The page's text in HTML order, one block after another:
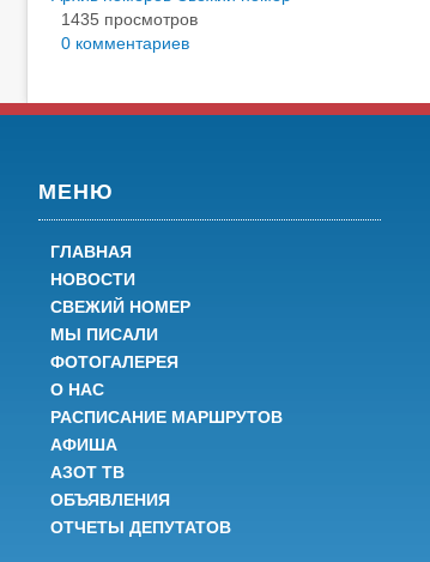
1435 просмотров
0 комментариев
МЕНЮ
ГЛАВНАЯ
НОВОСТИ
СВЕЖИЙ НОМЕР
МЫ ПИСАЛИ
ФОТОГАЛЕРЕЯ
О НАС
РАСПИСАНИЕ МАРШРУТОВ
АФИША
АЗОТ ТВ
ОБЪЯВЛЕНИЯ
ОТЧЕТЫ ДЕПУТАТОВ